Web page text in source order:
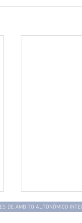
DE ÁMBITO AUTONÓMICO